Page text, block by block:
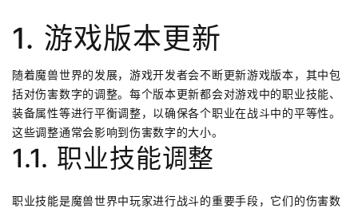
1. 游戏版本更新
随着魔兽世界的发展，游戏开发者会不断更新游戏版本，其中包
括对伤害数字的调整。每个版本更新都会对游戏中的职业技能、
装备属性等进行平衡调整，以确保各个职业在战斗中的平等性。
这些调整通常会影响到伤害数字的大小。
1.1. 职业技能调整
职业技能是魔兽世界中玩家进行战斗的重要手段，它们的伤害数